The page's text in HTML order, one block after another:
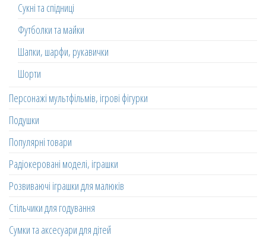
Сукні та спідниці
Футболки та майки
Шапки, шарфи, рукавички
Шорти
Персонажі мультфільмів, ігрові фігурки
Подушки
Популярні товари
Радіокеровані моделі, іграшки
Розвиваючі іграшки для малюків
Стільчики для годування
Сумки та аксесуари для дітей